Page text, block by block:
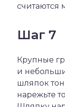
считаются
Шаг 7
Крупные
и
шляпок
нарежьте